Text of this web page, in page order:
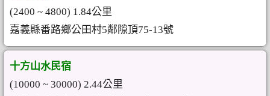
(2400 ~ 4800) 1.84公里
嘉義縣番路鄉公田村5鄰隙頂75-13號
十方山水民宿
(10000 ~ 30000) 2.44公里